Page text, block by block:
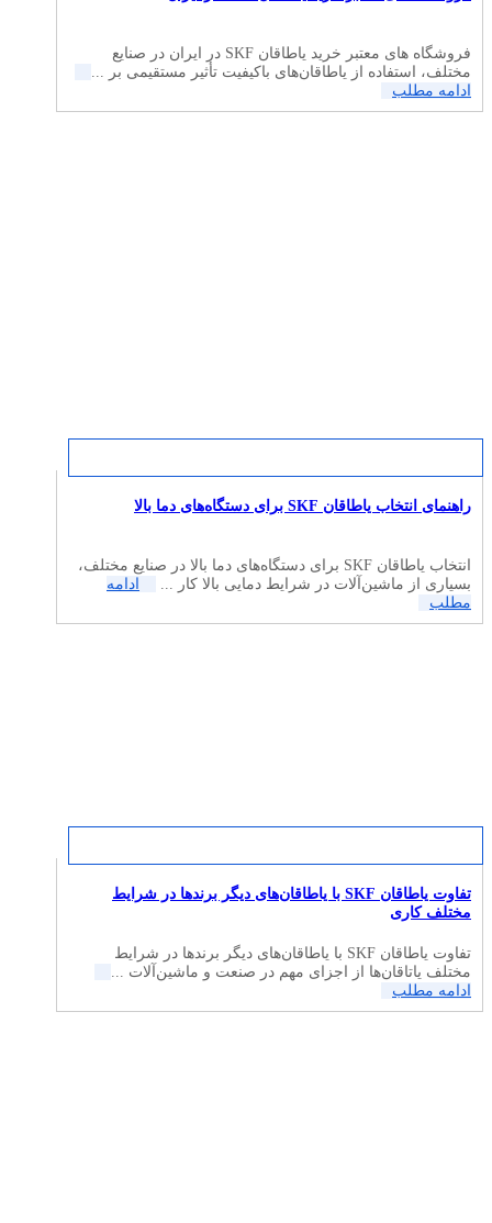
فروشگاه‌ های معتبر خرید یاطاقان SKF در ایران در صنایع
مختلف، استفاده از یاطاقان‌های باکیفیت تأثیر مستقیمی بر ...
ادامه مطلب
راهنمای انتخاب یاطاقان SKF برای دستگاه‌های دما بالا
انتخاب یاطاقان SKF برای دستگاه‌های دما بالا در صنایع مختلف،
بسیاری از ماشین‌آلات در شرایط دمایی بالا کار ...
ادامه
مطلب
تفاوت یاطاقان SKF با یاطاقان‌های دیگر برندها در شرایط
مختلف کاری
تفاوت یاطاقان SKF با یاطاقان‌های دیگر برندها در شرایط
مختلف یاتاقان‌ها از اجزای مهم در صنعت و ماشین‌آلات ...
ادامه مطلب